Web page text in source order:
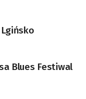
Blues Festiwal